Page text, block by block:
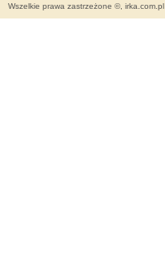
Wszelkie prawa zastrzeżone ©, irka.com.pl